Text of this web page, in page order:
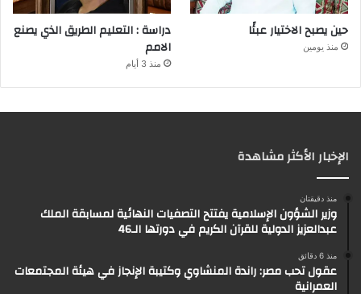
حين يصبح الاختيار عبئًا
منذ يومين
دراسة : التعليم الطريق الذي يصنع
الامم
منذ 3 أيام
الإخبار الأكثر مشاهدة
منذ دقيقتان
وزير الشؤون الإسلامية يفتتح التصفيات النهائية لمسابقة الملك
عبدالعزيز الدولية للقرآن الكريم في دورتها الـ46
منذ 6 دقائق
عقول تحب مصر: راندة المنشاوي وكتيبة الإنجاز في هيئة المجتمعات
العمرانية